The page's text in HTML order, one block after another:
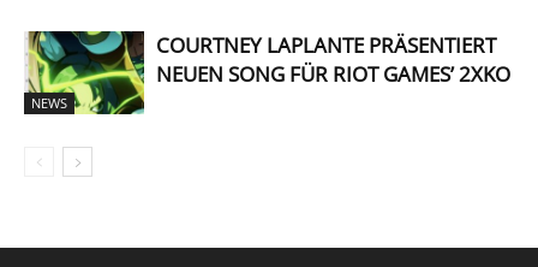
NEWS
COURTNEY LAPLANTE PRÄSENTIERT
NEUEN SONG FÜR RIOT GAMES’ 2XKO